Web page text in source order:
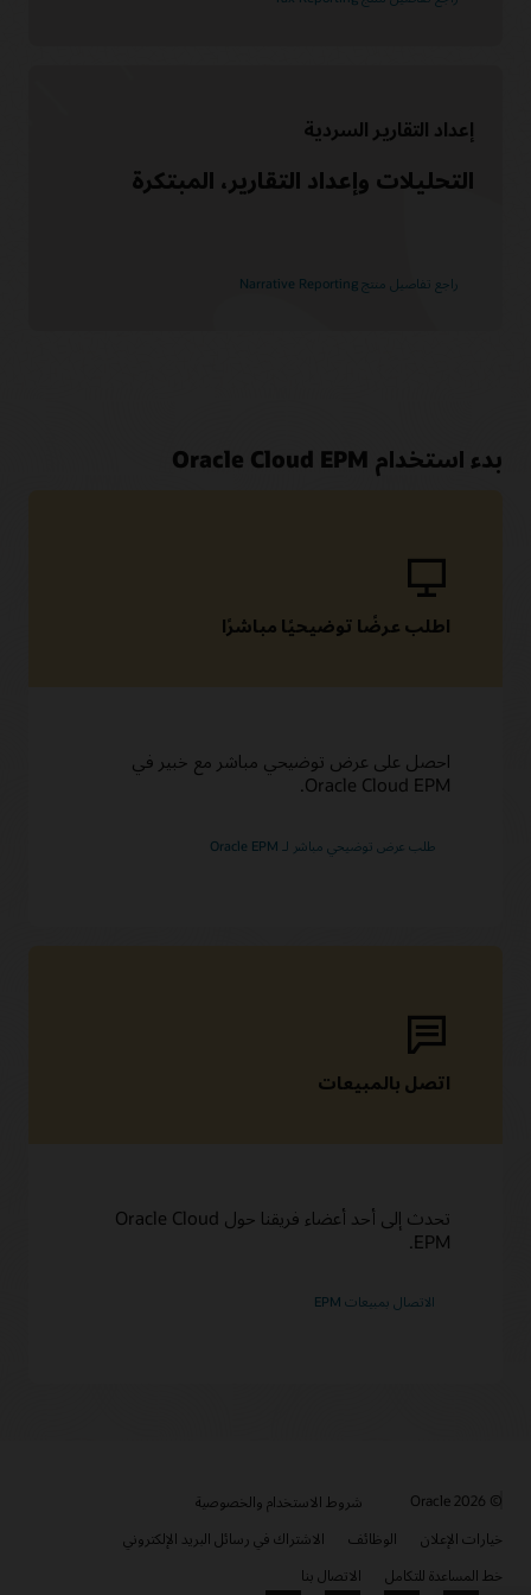
إعداد التقارير السردية
التحليلات وإعداد التقارير، المبتكرة
راجع تفاصيل منتج Narrative Reporting
بدء استخدام Oracle Cloud EPM
اطلب عرضًا توضيحيًا مباشر‬‏‫ًا
احصل على عرض توضيحي مباشر مع خبير في
Oracle Cloud EPM.
طلب عرض توضيحي مباشر لـ Oracle EPM
اتصل بالمبيعات
تحدث إلى أحد أعضاء فريقنا حول Oracle Cloud
EPM.
الاتصال بمبيعات EPM
© 2026 Oracle
شروط الاستخدام والخصوصية
خيارات الإعلان
الوظائف
الاشتراك في رسائل البريد الإلكتروني
خط المساعدة للتكامل
الاتصال بنا